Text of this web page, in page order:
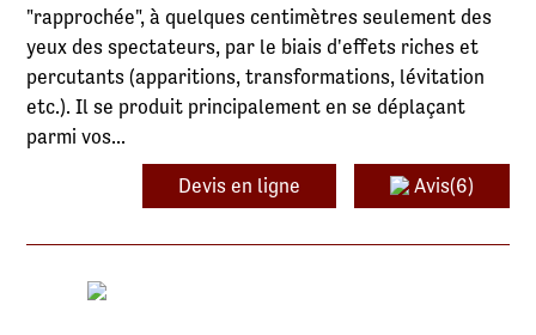
"rapprochée", à quelques centimètres seulement des
yeux des spectateurs, par le biais d'effets riches et
percutants (apparitions, transformations, lévitation
etc.). Il se produit principalement en se déplaçant
parmi vos...
Devis en ligne Avis(6)